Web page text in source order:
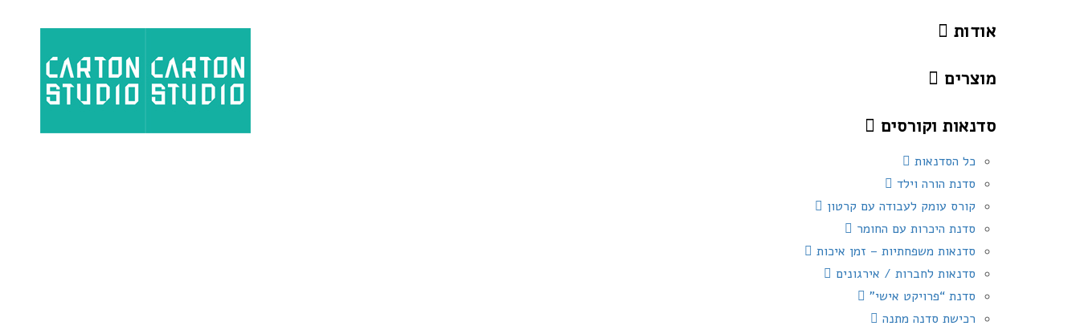
אודות
מוצרים
סדנאות וקורסים
כל הסדנאות
סדנת הורה וילד
קורס עומק לעבודה עם קרטון
סדנת היכרות עם החומר
סדנאות משפחתיות – זמן איכות
סדנאות לחברות / אירגונים
סדנת “פרויקט אישי”
רכישת סדנה מתנה